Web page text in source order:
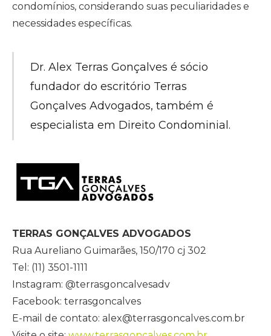
condomínios, considerando suas peculiaridades e
necessidades específicas.
Dr. Alex Terras Gonçalves é sócio
fundador do escritório Terras
Gonçalves Advogados, também é
especialista em Direito Condominial.
TERRAS GONÇALVES ADVOGADOS
Rua Aureliano Guimarães, 150/170 cj 302
Tel: (11) 3501-1111
Instagram: @terrasgoncalvesadv
Facebook: terrasgoncalves
E-mail de contato: alex@terrasgoncalves.com.br